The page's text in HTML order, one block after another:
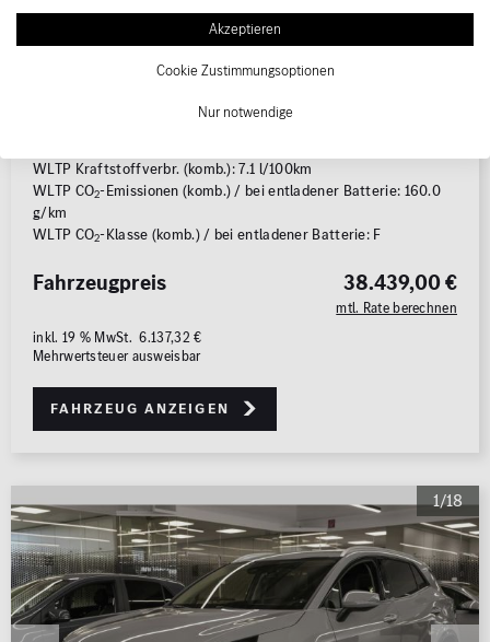
Erstzulassung
--/----
Kraftstoffart
Benzin
110 kW (150 PS)
WLTP Kraftstoffverbr. (komb.): 7.1 l/100km
WLTP CO2-Emissionen (komb.) / bei entladener Batterie: 160.0
g/km
WLTP CO2-Klasse (komb.) / bei entladener Batterie: F
38.439,00 €
mtl. Rate berechnen
Fahrzeugpreis
inkl. 19 % MwSt. 6.137,32 €
Mehrwertsteuer ausweisbar
Fahrzeug anzeigen
1/18
Akzeptieren
Cookie Zustimmungsoptionen
Nur notwendige